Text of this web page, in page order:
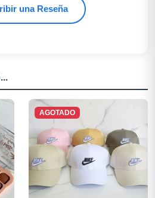
una Reseña
AGOTADO